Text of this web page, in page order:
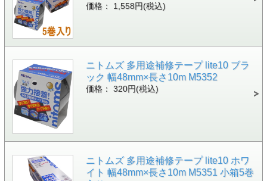
価格： 1,558円(税込)
ニトムズ 多用途補修テープ lite10 ブラ
ック 幅48mm×長さ10m M5352
価格： 320円(税込)
ニトムズ 多用途補修テープ lite10 ホワ
イト 幅48mm×長さ10m M5351 小箱5巻